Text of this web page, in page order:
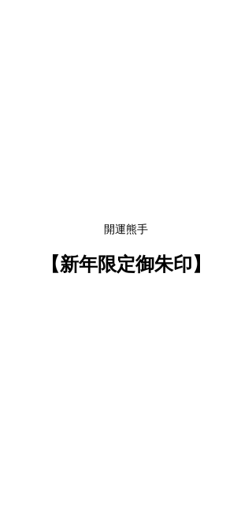
開運熊手
【新年限定御朱印】